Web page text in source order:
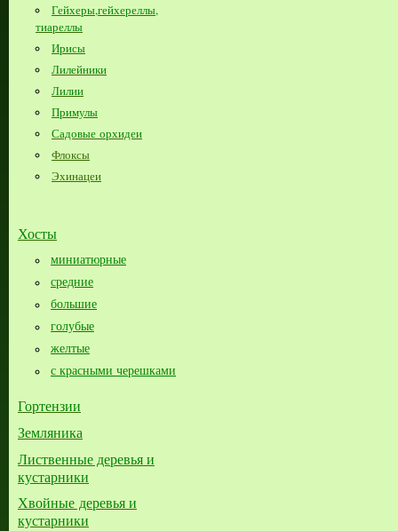
Гейхеры,гейхереллы,
тиареллы
Ирисы
Лилейники
Лилии
Примулы
Садовые орхидеи
Флоксы
Эхинацеи
Хосты
миниатюрные
средние
большие​
голубые
желтые
с красными черешками
Гортензии
Земляника
Лиственные деревья и
кустарники
Хвойные деревья и
кустарники